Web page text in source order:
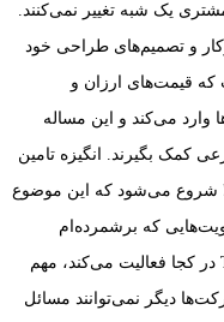
یک شبه تغییر نمی‌کنند.
و تصمیم‌های طراحی خود
که قیمت‌های ارزان و
وارد می‌کند و این مساله
کمک بگیرند. انگیزه تامین
شروع می‌شود که این موضوع
که برشمرده‌ام
منحصر به یک کشور نیستند. مهم نیست T&T در کجا فعالیت می‌کند، مهم
دیگر نمی‌توانند مسائل